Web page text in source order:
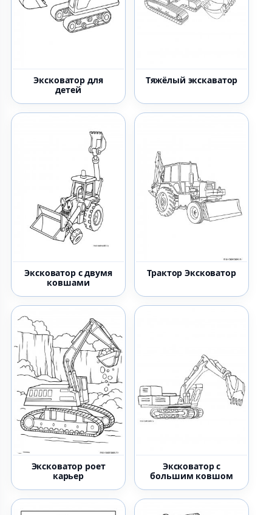
Эксковатор для
детей
Тяжёлый экскаватор
Эксковатор с двумя
ковшами
Трактор Эксковатор
Эксковатор роет
карьер
Эксковатор с
большим ковшом